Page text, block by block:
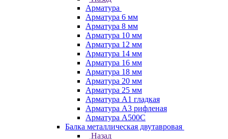
Арматура
Арматура 6 мм
Арматура 8 мм
Арматура 10 мм
Арматура 12 мм
Арматура 14 мм
Арматура 16 мм
Арматура 18 мм
Арматура 20 мм
Арматура 25 мм
Арматура А1 гладкая
Арматура А3 рифленая
Арматура А500С
Балка металлическая двутавровая
Назад